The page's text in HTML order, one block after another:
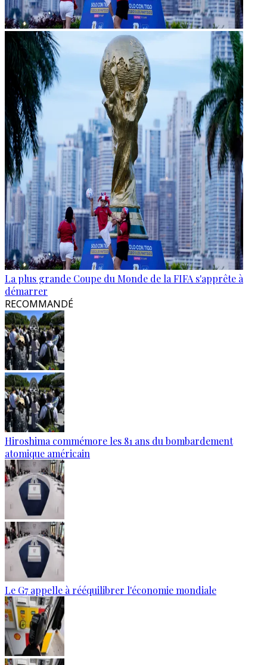
La plus grande Coupe du Monde de la FIFA s'apprête à
démarrer
RECOMMANDÉ
Hiroshima commémore les 81 ans du bombardement
atomique américain
Le G7 appelle à rééquilibrer l'économie mondiale